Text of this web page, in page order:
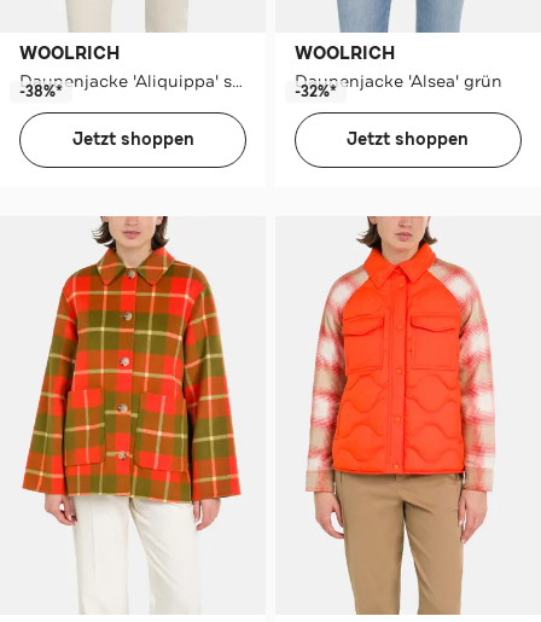
WOOLRICH
Daunenjacke 'Aliquippa' schwarz
-38%*
Jetzt shoppen
WOOLRICH
Daunenjacke 'Alsea' grün
-32%*
Jetzt shoppen